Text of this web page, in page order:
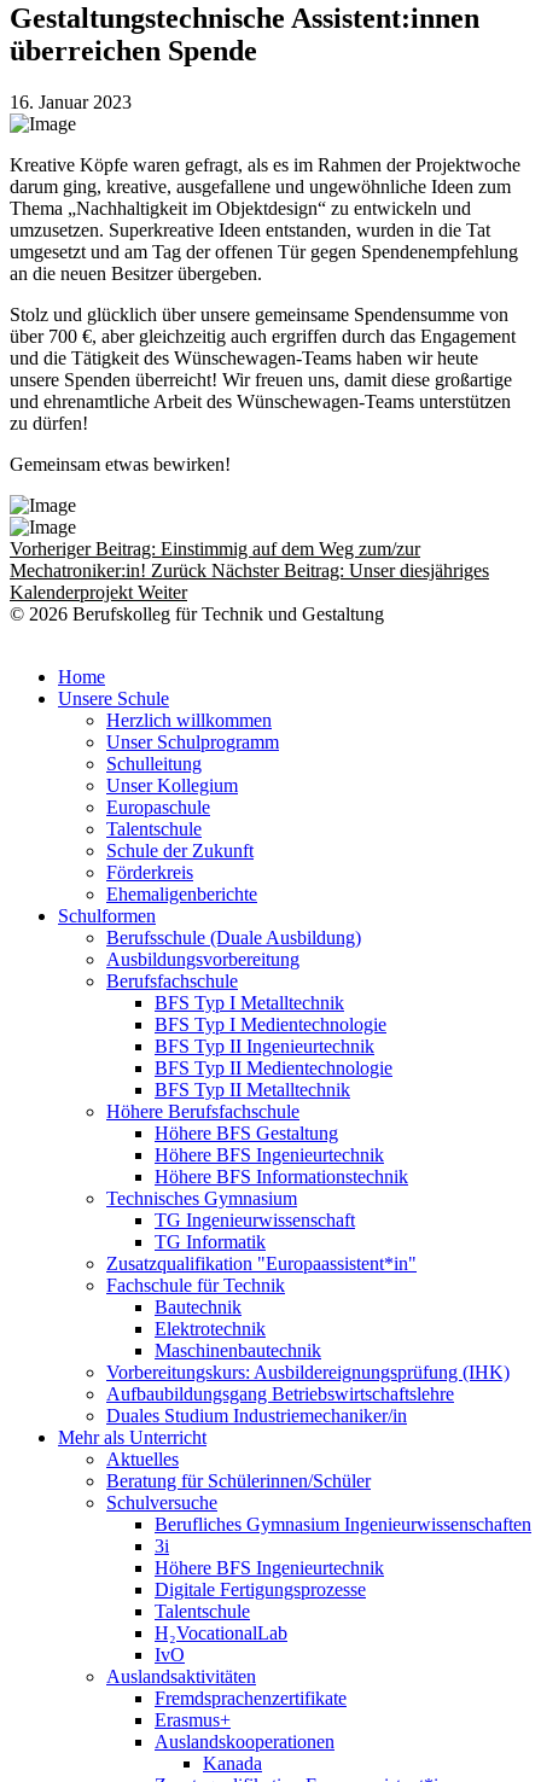
Gestaltungstechnische Assistent:innen
überreichen Spende
16. Januar 2023
Kreative Köpfe waren gefragt, als es im Rahmen der Projektwoche
darum ging, kreative, ausgefallene und ungewöhnliche Ideen zum
Thema „Nachhaltigkeit im Objektdesign“ zu entwickeln und
umzusetzen. Superkreative Ideen entstanden, wurden in die Tat
umgesetzt und am Tag der offenen Tür gegen Spendenempfehlung
an die neuen Besitzer übergeben.
Stolz und glücklich über unsere gemeinsame Spendensumme von
über 700 €, aber gleichzeitig auch ergriffen durch das Engagement
und die Tätigkeit des Wünschewagen-Teams haben wir heute
unsere Spenden überreicht! Wir freuen uns, damit diese großartige
und ehrenamtliche Arbeit des Wünschewagen-Teams unterstützen
zu dürfen!
Gemeinsam etwas bewirken!
Vorheriger Beitrag: Einstimmig auf dem Weg zum/zur
Mechatroniker:in! Zurück Nächster Beitrag: Unser diesjähriges
Kalenderprojekt Weiter
© 2026 Berufskolleg für Technik und Gestaltung
Home
Unsere Schule
Herzlich willkommen
Unser Schulprogramm
Schulleitung
Unser Kollegium
Europaschule
Talentschule
Schule der Zukunft
Förderkreis
Ehemaligenberichte
Schulformen
Berufsschule (Duale Ausbildung)
Ausbildungsvorbereitung
Berufsfachschule
BFS Typ I Metalltechnik
BFS Typ I Medientechnologie
BFS Typ II Ingenieurtechnik
BFS Typ II Medientechnologie
BFS Typ II Metalltechnik
Höhere Berufsfachschule
Höhere BFS Gestaltung
Höhere BFS Ingenieurtechnik
Höhere BFS Informationstechnik
Technisches Gymnasium
TG Ingenieurwissenschaft
TG Informatik
Zusatzqualifikation "Europaassistent*in"
Fachschule für Technik
Bautechnik
Elektrotechnik
Maschinenbautechnik
Vorbereitungskurs: Ausbildereignungsprüfung (IHK)
Aufbaubildungsgang Betriebswirtschaftslehre
Duales Studium Industriemechaniker/in
Mehr als Unterricht
Aktuelles
Beratung für Schülerinnen/Schüler
Schulversuche
Berufliches Gymnasium Ingenieurwissenschaften
3i
Höhere BFS Ingenieurtechnik
Digitale Fertigungsprozesse
Talentschule
H₂VocationalLab
IvO
Auslandsaktivitäten
Fremdsprachenzertifikate
Erasmus+
Auslandskooperationen
Kanada